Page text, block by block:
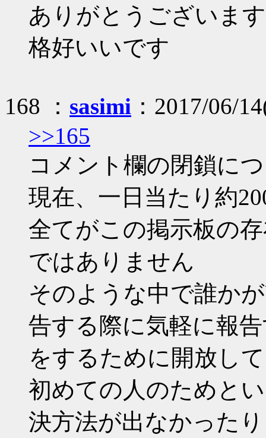
ありがとうございます
格好いいです
168 ： sasimi ：2017/06/
>>165
コメント欄の閉鎖に
現在、一日当たり約
全てがこの掲示板の
ではありません
そのような中で誰か
告する際に気軽に報
をするために開放し
初めての人のためと
決方法が出なかった